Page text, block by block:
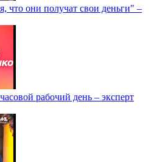
что они получат свои деньги" –
рабочий день – эксперт